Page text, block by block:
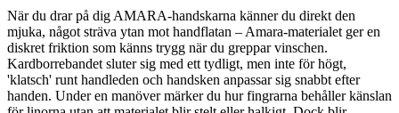
När du drar på dig AMARA-handskarna känner du direkt den
mjuka, något sträva ytan mot handflatan – Amara-materialet ger en
diskret friktion som känns trygg när du greppar vinschen.
Kardborrebandet sluter sig med ett tydligt, men inte för högt,
'klatsch' runt handleden och handsken anpassar sig snabbt efter
handen. Under en manöver märker du hur fingrarna behåller känslan